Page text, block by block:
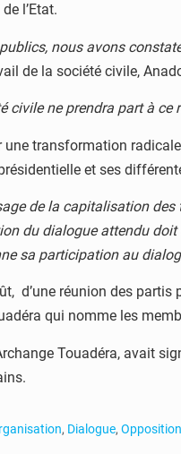
l’Etat.
nous avons
de la société civile,
civile ne prendra part à ce
transformation
et ses
de la capitalisation
du dialogue attendu
sa participation au
d’une réunion des
qui nomme les
Touadéra, avait
, Dialogue, Opposition